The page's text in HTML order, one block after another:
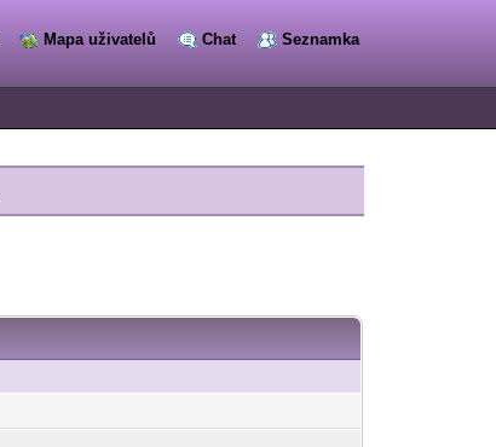
Mapa uživatelů Chat Seznamka